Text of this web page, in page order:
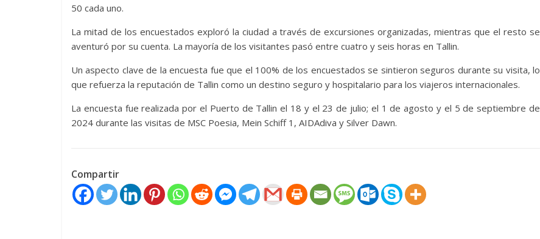
50 cada uno.
La mitad de los encuestados exploró la ciudad a través de excursiones organizadas, mientras que el resto se
aventuró por su cuenta. La mayoría de los visitantes pasó entre cuatro y seis horas en Tallin.
Un aspecto clave de la encuesta fue que el 100% de los encuestados se sintieron seguros durante su visita, lo
que refuerza la reputación de Tallin como un destino seguro y hospitalario para los viajeros internacionales.
La encuesta fue realizada por el Puerto de Tallin el 18 y el 23 de julio; el 1 de agosto y el 5 de septiembre de
2024 durante las visitas de MSC Poesia, Mein Schiff 1, AIDAdiva y Silver Dawn.
Compartir